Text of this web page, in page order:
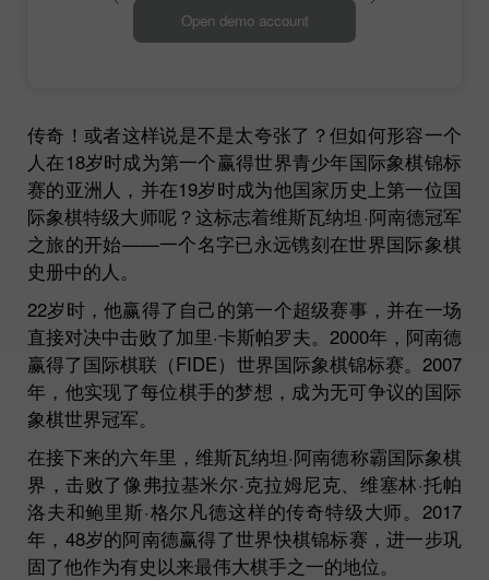
Open demo account
传奇！或者这样说是不是太夸张了？但如何形容一个
人在18岁时成为第一个赢得世界青少年国际象棋锦标
赛的亚洲人，并在19岁时成为他国家历史上第一位国
际象棋特级大师呢？这标志着维斯瓦纳坦·阿南德冠军
之旅的开始——一个名字已永远镌刻在世界国际象棋
史册中的人。
22岁时，他赢得了自己的第一个超级赛事，并在一场
直接对决中击败了加里·卡斯帕罗夫。2000年，阿南德
赢得了国际棋联（FIDE）世界国际象棋锦标赛。2007
年，他实现了每位棋手的梦想，成为无可争议的国际
象棋世界冠军。
在接下来的六年里，维斯瓦纳坦·阿南德称霸国际象棋
界，击败了像弗拉基米尔·克拉姆尼克、维塞林·托帕
洛夫和鲍里斯·格尔凡德这样的传奇特级大师。2017
年，48岁的阿南德赢得了世界快棋锦标赛，进一步巩
固了他作为有史以来最伟大棋手之一的地位。